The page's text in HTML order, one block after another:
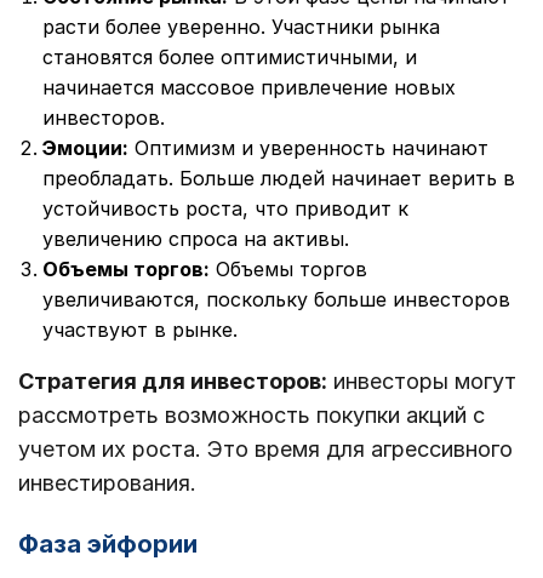
расти более уверенно. Участники рынка
становятся более оптимистичными, и
начинается массовое привлечение новых
инвесторов.
Эмоции: Оптимизм и уверенность начинают
преобладать. Больше людей начинает верить в
устойчивость роста, что приводит к
увеличению спроса на активы.
Объемы торгов: Объемы торгов
увеличиваются, поскольку больше инвесторов
участвуют в рынке.
Стратегия для инвесторов: инвесторы могут
рассмотреть возможность покупки акций с
учетом их роста. Это время для агрессивного
инвестирования.
Фаза эйфории